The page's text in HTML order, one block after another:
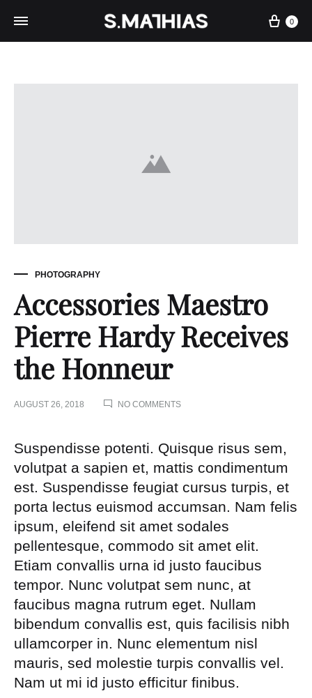
Cart
0
PHOTOGRAPHY
Accessories Maestro
Pierre Hardy Receives
the Honneur
AUGUST 26, 2018 NO COMMENTSON
HARDY
RECEIVES
HONNEUR
Suspendisse potenti. Quisque risus sem,
volutpat a sapien et, mattis condimentum
est. Suspendisse feugiat cursus turpis, et
porta lectus euismod accumsan. Nam felis
ipsum, eleifend sit amet sodales
pellentesque, commodo sit amet elit.
Etiam convallis urna id justo faucibus
tempor. Nunc volutpat sem nunc, at
faucibus magna rutrum eget. Nullam
bibendum convallis est, quis facilisis nibh
ullamcorper in. Nunc elementum nisl
mauris, sed molestie turpis convallis vel.
Nam ut mi id justo efficitur finibus.